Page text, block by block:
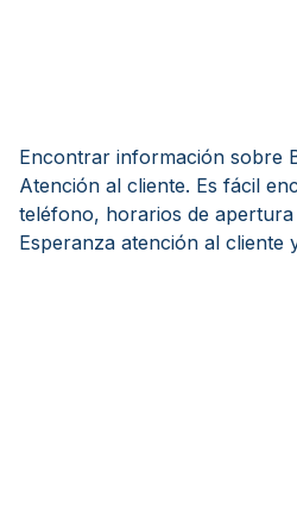
Encontrar información sobre
Atención al cliente. Es fácil
teléfono, horarios de
Esperanza atención al cliente